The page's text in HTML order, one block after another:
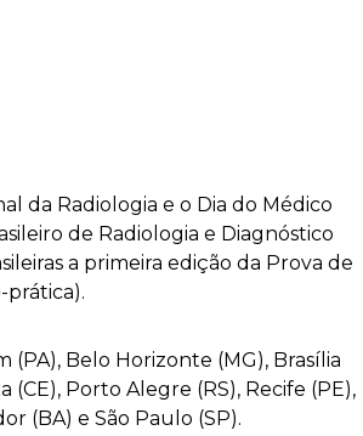
da Radiologia e o Dia do Médico
de Radiologia e Diagnóstico
a primeira edição da Prova de
prática).
(PA), Belo Horizonte (MG), Brasília
(CE), Porto Alegre (RS), Recife (PE),
(BA) e São Paulo (SP).